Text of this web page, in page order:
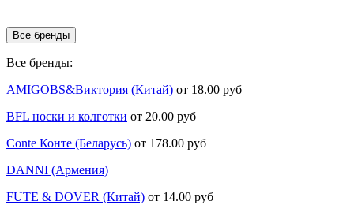
Все бренды
Все бренды:
AMIGOBS&Виктория (Китай) от 18.00 руб
BFL носки и колготки от 20.00 руб
Conte Конте (Беларусь) от 178.00 руб
DANNI (Армения)
FUTE & DOVER (Китай) от 14.00 руб